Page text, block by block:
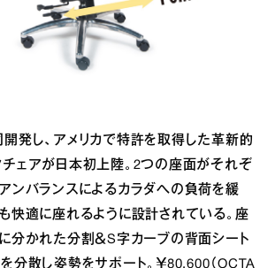
発し、アメリカで特許を取得した革新的
ェアが日本初上陸。2つの座面がそれぞ
ンバランスによるカラダへの負荷を緩
快適に座れるように設計されている。座
分かれた分割＆S字カーブの背面シート
分散し姿勢をサポート。￥80,600（OCTA